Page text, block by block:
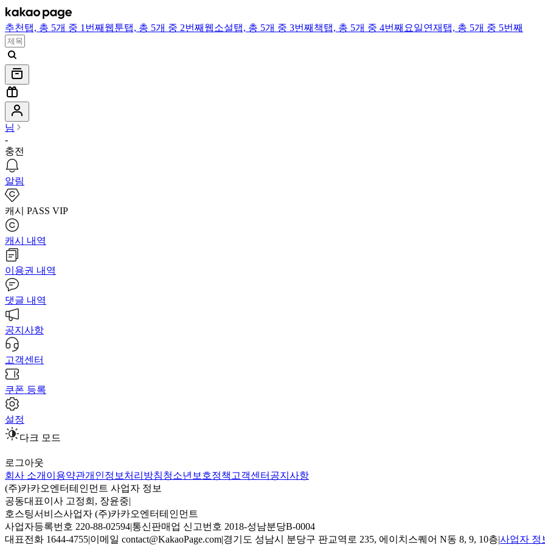
추천 탭, 총 5개 중 1번째 웹툰탭, 총 5개 중 2번째 웹소설탭, 총 5개 중 3번째 책탭, 총 5개 중 4번째 요일연재 탭, 총 5개 중 5번째
님
-
충전
알림
캐시 PASS VIP
캐시 내역
이용권 내역
댓글 내역
공지사항
고객센터
쿠폰 등록
설정
다크 모드
로그아웃
회사 소개 이용약관개인정보처리방침청소년보호정책 고객센터 공지사항
(주)카카오엔터테인먼트 사업자 정보
공동대표이사 고정희, 장윤중|
호스팅서비스사업자 (주)카카오엔터테인먼트
사업자등록번호 220-88-02594|통신판매업 신고번호 2018-성남분당B-0004
대표전화 1644-4755|이메일 contact@KakaoPage.com|경기도 성남시 분당구 판교역로 235, 에이치스퀘어 N동 8, 9, 10층|사업자 정